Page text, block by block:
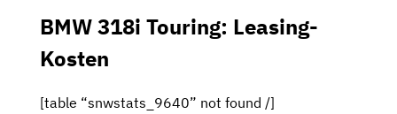
BMW 318i Touring: Leasing-
Kosten
[table “snwstats_9640” not found /]